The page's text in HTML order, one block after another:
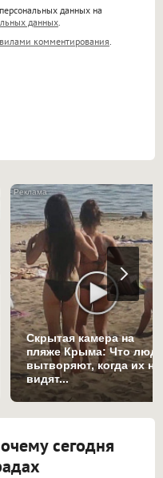
<s>, <big>,
<ul>, <ol>, <li>,
HTML,
будет
данных на
данных
комментирования
Скрытая камера на
пляже Крыма: Что
вытворяют, когда их не
видят...
сегодня